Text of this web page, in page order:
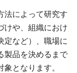
法によって研究す
けや、組織におけ
定など）、職場に
製品を決めるまで
となります。